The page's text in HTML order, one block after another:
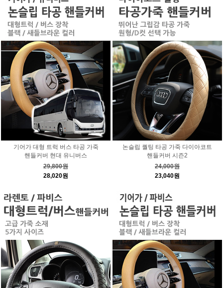
기어가 대형 트럭 버스 타공 가죽
핸들커버 현대 유니버스
29,800원
28,020원
논슬립 퀄팅 타공 가죽 다이아코트
핸들커버 시즌2
24,000원
23,040원